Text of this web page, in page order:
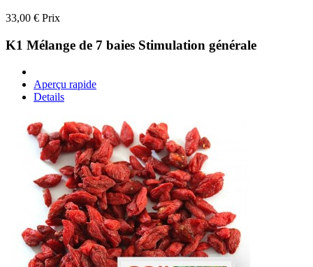
33,00 € Prix
K1 Mélange de 7 baies Stimulation générale
Aperçu rapide
Details